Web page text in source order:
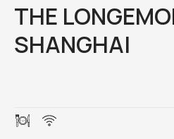
THE
SHANGHAI